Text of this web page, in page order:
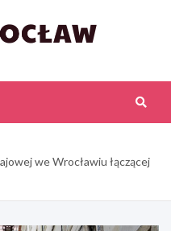
we Wrocławiu łączącej